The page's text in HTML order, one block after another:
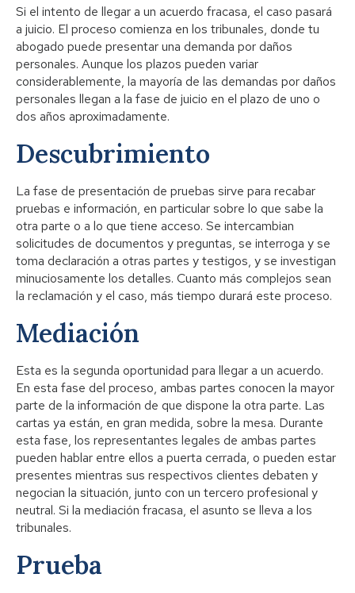
Si el intento de llegar a un acuerdo fracasa, el caso pasará
a juicio. El proceso comienza en los tribunales, donde tu
abogado puede presentar una demanda por daños
personales. Aunque los plazos pueden variar
considerablemente, la mayoría de las demandas por daños
personales llegan a la fase de juicio en el plazo de uno o
dos años aproximadamente.
Descubrimiento
La fase de presentación de pruebas sirve para recabar
pruebas e información, en particular sobre lo que sabe la
otra parte o a lo que tiene acceso. Se intercambian
solicitudes de documentos y preguntas, se interroga y se
toma declaración a otras partes y testigos, y se investigan
minuciosamente los detalles. Cuanto más complejos sean
la reclamación y el caso, más tiempo durará este proceso.
Mediación
Esta es la segunda oportunidad para llegar a un acuerdo.
En esta fase del proceso, ambas partes conocen la mayor
parte de la información de que dispone la otra parte. Las
cartas ya están, en gran medida, sobre la mesa. Durante
esta fase, los representantes legales de ambas partes
pueden hablar entre ellos a puerta cerrada, o pueden estar
presentes mientras sus respectivos clientes debaten y
negocian la situación, junto con un tercero profesional y
neutral. Si la mediación fracasa, el asunto se lleva a los
tribunales.
Prueba